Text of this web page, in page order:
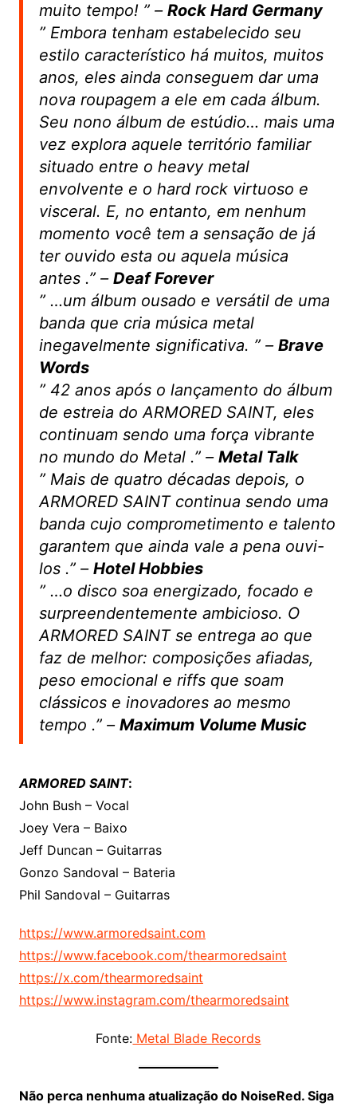
muito tempo!” – Rock Hard Germany
” Embora tenham estabelecido seu
estilo característico há muitos, muitos
anos, eles ainda conseguem dar uma
nova roupagem a ele em cada álbum.
Seu nono álbum de estúdio… mais uma
vez explora aquele território familiar
situado entre o heavy metal
envolvente e o hard rock virtuoso e
visceral. E, no entanto, em nenhum
momento você tem a sensação de já
ter ouvido esta ou aquela música
antes.” – Deaf Forever
” …um álbum ousado e versátil de uma
banda que cria música metal
inegavelmente significativa. ” – Brave
Words
” 42 anos após o lançamento do álbum
de estreia do ARMORED SAINT, eles
continuam sendo uma força vibrante
no mundo do Metal.” – Metal Talk
” Mais de quatro décadas depois, o
ARMORED SAINT continua sendo uma
banda cujo comprometimento e talento
garantem que ainda vale a pena ouvi-
los.” – Hotel Hobbies
” …o disco soa energizado, focado e
surpreendentemente ambicioso. O
ARMORED SAINT se entrega ao que
faz de melhor: composições afiadas,
peso emocional e riffs que soam
clássicos e inovadores ao mesmo
tempo .” – Maximum Volume Music
ARMORED SAINT:
John Bush – Vocal
Joey Vera – Baixo
Jeff Duncan – Guitarras
Gonzo Sandoval – Bateria
Phil Sandoval – Guitarras
https://www.armoredsaint.com
https://www.facebook.com/thearmoredsaint
https://x.com/thearmoredsaint
https://www.instagram.com/thearmoredsaint
Fonte: Metal Blade Records
Não perca nenhuma atualização do NoiseRed. Siga